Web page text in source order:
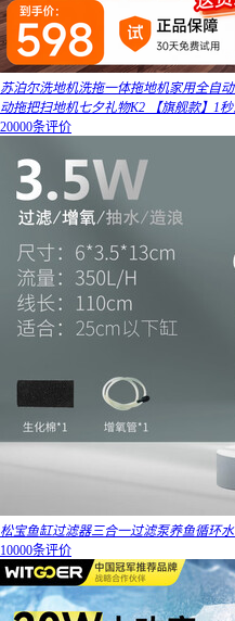
苏泊尔洗地机洗拖一体拖地机家用全自
动拖把扫地机七夕礼物K2 【旗舰款】1
20000条评价
松宝鱼缸过滤器三合一过滤泵养鱼循环
10000条评价